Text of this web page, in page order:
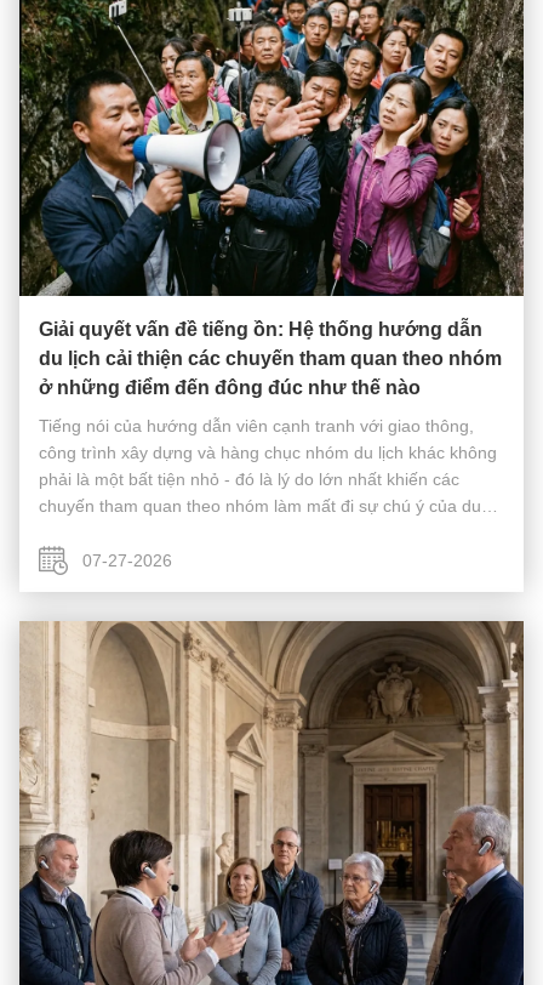
Giải quyết vấn đề tiếng ồn: Hệ thống hướng dẫn
du lịch cải thiện các chuyến tham quan theo nhóm
ở những điểm đến đông đúc như thế nào
Tiếng nói của hướng dẫn viên cạnh tranh với giao thông,
công trình xây dựng và hàng chục nhóm du lịch khác không
phải là một bất tiện nhỏ - đó là lý do lớn nhất khiến các
chuyến tham quan theo nhóm làm mất đi sự chú ý của du
các nhà thờ lớn, ch...
07-27-2026